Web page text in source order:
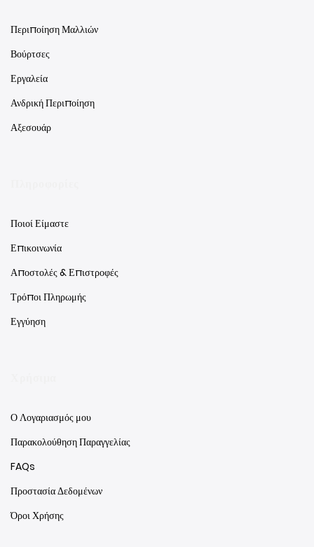
Περιποίηση Μαλλιών
Βούρτσες
Εργαλεία
Ανδρική Περιποίηση
Αξεσουάρ
Ποιοί Είμαστε
Επικοινωνία
Αποστολές & Επιστροφές
Τρόποι Πληρωμής
Εγγύηση
Ο Λογαριασμός μου
Παρακολούθηση Παραγγελίας
FAQs
Προστασία Δεδομένων
Όροι Χρήσης